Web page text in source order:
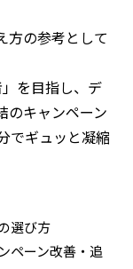
方の参考として
を目指し、デ
のキャンペーン
でギュッと凝縮
選び方
ペーン改善・追